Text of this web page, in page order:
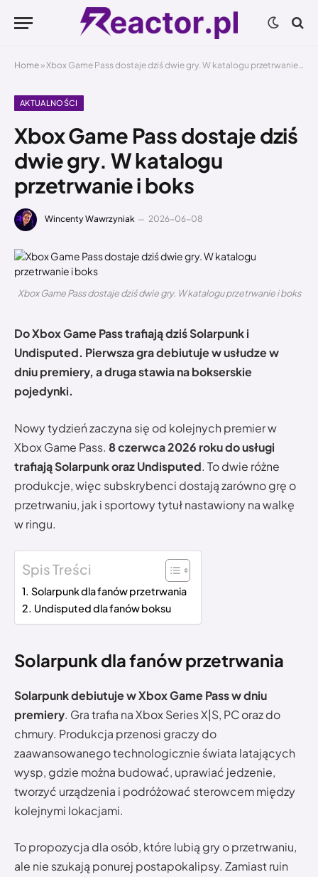
Home »Xbox Game Pass dostaje dziś dwie gry. W katalogu przetrwanie i boks
AKTUALNOŚCI
Xbox Game Pass dostaje dziś
dwie gry. W katalogu
przetrwanie i boks
Wincenty Wawrzyniak 2026-06-08
Xbox Game Pass dostaje dziś dwie gry. W katalogu przetrwanie i boks
Do Xbox Game Pass trafiają dziś Solarpunk i
Undisputed. Pierwsza gra debiutuje w usłudze w
dniu premiery, a druga stawia na bokserskie
pojedynki.
Nowy tydzień zaczyna się od kolejnych premier w
Xbox Game Pass. 8 czerwca 2026 roku do usługi
trafiają Solarpunk oraz Undisputed. To dwie różne
produkcje, więc subskrybenci dostają zarówno grę o
przetrwaniu, jak i sportowy tytuł nastawiony na walkę
w ringu.
Spis Treści
Solarpunk dla fanów przetrwania
Undisputed dla fanów boksu
Solarpunk dla fanów przetrwania
Solarpunk debiutuje w Xbox Game Pass w dniu
premiery. Gra trafia na Xbox Series X|S, PC oraz do
chmury. Produkcja przenosi graczy do
zaawansowanego technologicznie świata latających
wysp, gdzie można budować, uprawiać jedzenie,
tworzyć urządzenia i podróżować sterowcem między
kolejnymi lokacjami.
To propozycja dla osób, które lubią gry o przetrwaniu,
ale nie szukają ponurej postapokalipsy. Zamiast ruin